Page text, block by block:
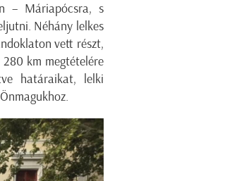
– Máriapócsra, s
Néhány lelkes
vett részt,
km megtételére
határaikat, lelki